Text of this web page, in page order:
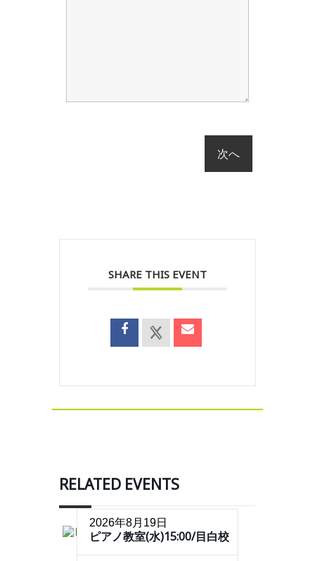
SHARE THIS EVENT
RELATED EVENTS
2026年8月19日
ピアノ教室(水)15:00/目白校